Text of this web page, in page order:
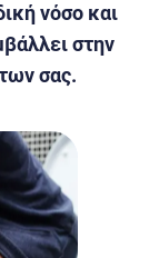
νόσο και
στην
σας.